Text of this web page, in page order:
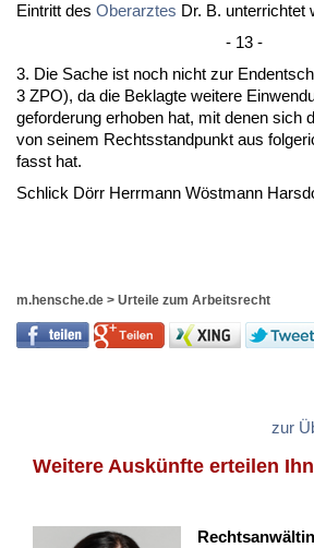
Ein­tritt des Ober­arz­tes Dr. B. un­ter­rich­tet
- 13 -
3. Die Sa­che ist noch nicht zur
3 ZPO), da die Be­klag­te wei­te­re
ge­for­de­rung er­ho­ben hat, mit de­nen sich
von sei­nem Rechts­stand­punkt aus
fasst hat.
Schlick Dörr Herr­mann Wöstmann
m.hensche.de > Urteile zum Arbeitsrecht
zur
Weitere Auskünfte erteilen
Rechtsanwältin